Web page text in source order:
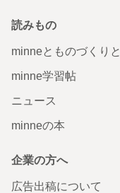
読みもの
minneとものづくりと
minne学習帖
ニュース
minneの本
企業の方へ
広告出稿について